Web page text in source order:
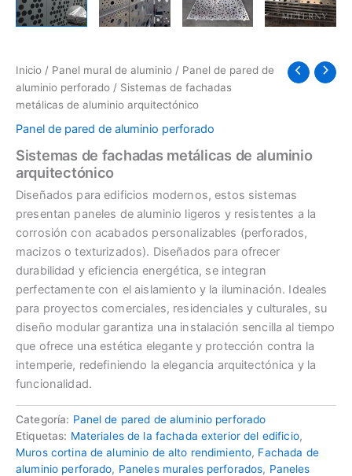
Inicio / Panel mural de aluminio / Panel de pared de
aluminio perforado / Sistemas de fachadas
metálicas de aluminio arquitectónico
Panel de pared de aluminio perforado
Sistemas de fachadas metálicas de aluminio
arquitectónico
Diseñados para edificios modernos, estos sistemas
presentan paneles de aluminio ligeros y resistentes a la
corrosión con acabados personalizables (perforados,
macizos o texturizados). Diseñados para ofrecer
durabilidad y eficiencia energética, se integran
perfectamente con el aislamiento y la iluminación. Ideales
para proyectos comerciales, residenciales y culturales, su
diseño modular garantiza una instalación sencilla al tiempo
que ofrece una estética elegante y protección contra la
intemperie, redefiniendo la elegancia arquitectónica y la
funcionalidad.
Categoría: Panel de pared de aluminio perforado
Etiquetas: Materiales de la fachada exterior del edificio,
Muros cortina de aluminio de alto rendimiento, Fachada de
aluminio perforado, Paneles murales perforados, Paneles